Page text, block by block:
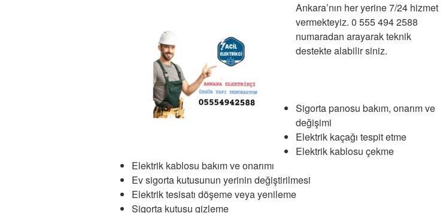
Ankara’nın her yerine 7/24 hizmet
vermekteyiz. 0 555 494 2588
numaradan arayarak teknik
destekte alabilir siniz.
Sigorta panosu bakım, onarım ve
değişimi
Elektrik kaçağı tespit etme
Elektrik kablosu çekme
Elektrik kablosu bakım ve onarımı
Ev sigorta kutusunun yerinin değiştirilmesi
Elektrik tesisatı döşeme veya yenileme
Sigorta kutusu gizleme